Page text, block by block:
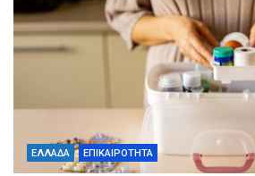
ΕΛΛΑΔΑ ΕΠΙΚΑΙΡΟΤΗΤΑ